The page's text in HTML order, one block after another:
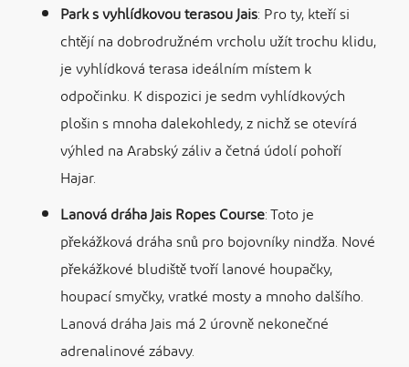
Park s vyhlídkovou terasou Jais: Pro ty, kteří si
chtějí na dobrodružném vrcholu užít trochu klidu,
je vyhlídková terasa ideálním místem k
odpočinku. K dispozici je sedm vyhlídkových
plošin s mnoha dalekohledy, z nichž se otevírá
výhled na Arabský záliv a četná údolí pohoří
Hajar.
Lanová dráha Jais Ropes Course: Toto je
překážková dráha snů pro bojovníky nindža. Nové
překážkové bludiště tvoří lanové houpačky,
houpací smyčky, vratké mosty a mnoho dalšího.
Lanová dráha Jais má 2 úrovně nekonečné
adrenalinové zábavy.